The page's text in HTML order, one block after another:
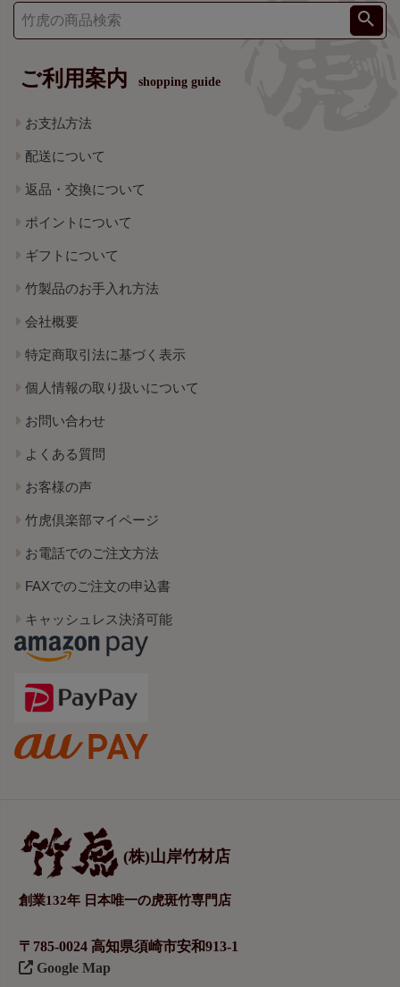
ご利用案内 shopping guide
お支払方法
配送について
返品・交換について
ポイントについて
ギフトについて
竹製品のお手入れ方法
会社概要
特定商取引法に基づく表示
個人情報の取り扱いについて
お問い合わせ
よくある質問
お客様の声
竹虎倶楽部マイページ
お電話でのご注文方法
FAXでのご注文の申込書
キャッシュレス決済可能
(株)山岸竹材店
創業132年 日本唯一の虎斑竹専門店
〒785-0024 高知県須崎市安和913-1
Google Map